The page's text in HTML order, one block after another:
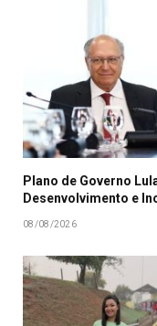
Plano de Governo
Desenvolvimento e
08/08/2026